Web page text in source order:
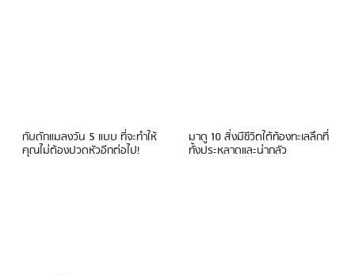
กับดักแมลงวัน 5 แบบ ที่จะทำให้
คุณไม่ต้องปวดหัวอีกต่อไป!
มาดู 10 สิ่งมีชีวิตใต้ท้องทะเลลึกที่
ทั้งประหลาดและน่ากลัว